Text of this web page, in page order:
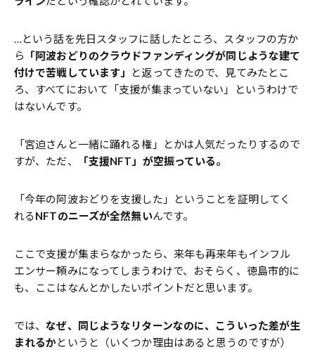
…という話を先日スタッフに話したところ、スタッフの方か
ら
「阿波おどりのクラウドファンディングが同じような建て
付けで苦戦しています」
と返ってきたので、見てみたとこ
ろ、すべてにおいて「支援が集まっていない」というわけで
はないんです。
「宮迫さんと一緒に踊れる権」とかは人気だったりするので
すが、ただ、
「支援NFT」が空振っている。
「今年の阿波おどりを支援した」ということを証明してく
れるNFTのニーズが全然無いんです。
ここで支援が集まらなかったら、来年も再来年もインフル
エンサー頼みになってしまうわけで、おそらく、徳島市的に
も、ここはなんとかしたいポイントだと思います。
では、なぜ、同じようなリターンなのに、こういった差が生
まれるかというと（いくつか理由はあると思うのですが）